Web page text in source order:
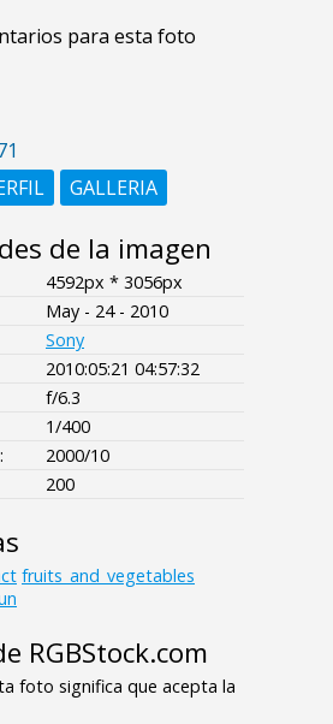
para esta foto
GALLERIA
de la imagen
4592px * 3056px
May - 24 - 2010
Sony
2010:05:21 04:57:32
f/6.3
1/400
2000/10
200
fruits_and_vegetables
RGBStock.com
foto significa que acepta la